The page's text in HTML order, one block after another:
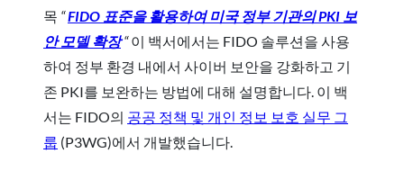
목 “FIDO 표준을 활용하여 미국 정부 기관의 PKI 보
안 모델 확장 “이 백서에서는 FIDO 솔루션을 사용
하여 정부 환경 내에서 사이버 보안을 강화하고 기
존 PKI를 보완하는 방법에 대해 설명합니다. 이 백
서는 FIDO의 공공 정책 및 개인 정보 보호 실무 그
룹 (P3WG)에서 개발했습니다.